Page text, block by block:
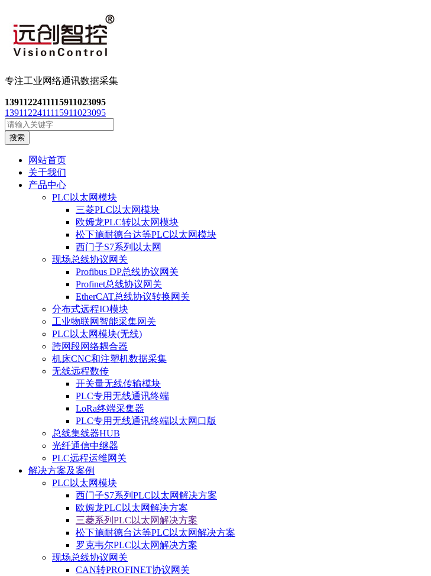
专注工业网络通讯数据采集
1391122411115911023095
1391122411115911023095
搜索
网站首页
关于我们
产品中心
PLC以太网模块
三菱PLC以太网模块
欧姆龙PLC转以太网模块
松下施耐德台达等PLC以太网模块
西门子S7系列以太网
现场总线协议网关
Profibus DP总线协议网关
Profinet总线协议网关
EtherCAT总线协议转换网关
分布式远程IO模块
工业物联网智能采集网关
PLC以太网模块(无线)
跨网段网络耦合器
机床CNC和注塑机数据采集
无线远程数传
开关量无线传输模块
PLC专用无线通讯终端
LoRa终端采集器
PLC专用无线通讯终端以太网口版
总线集线器HUB
光纤通信中继器
PLC远程运维网关
解决方案及案例
PLC以太网模块
西门子S7系列PLC以太网解决方案
欧姆龙PLC以太网解决方案
三菱系列PLC以太网解决方案
松下施耐德台达等PLC以太网解决方案
罗克韦尔PLC以太网解决方案
现场总线协议网关
CAN转PROFINET协议网关